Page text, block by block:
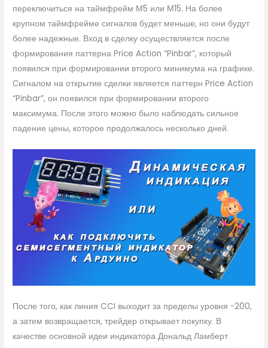
переключиться на таймфрейм М5 или М15. На более
крупном таймфрейме сигналов будет меньше, но они будут
более надежные. Вход в сделку осуществляется после
формирования паттерна Price Action “Pinbar”, который
появился при формировании второго минимума на графике.
Сигналом на открытие сделки является паттерн Price Action
“Pinbar”, он появился при формировании второго
максимума. После этого можно было наблюдать сильное
падение цены, которое продолжалось несколько дней.
После того, как линия CCI выходит за пределы уровня -200,
а затем возвращается, трейдер открывает покупку. В
качестве основной идеи индикатора Дональд Ламберт